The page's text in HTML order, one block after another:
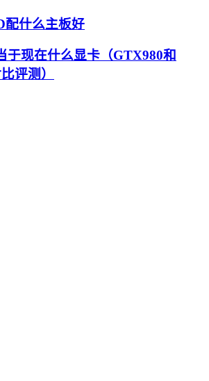
配什么主板好
于现在什么显卡（GTX980和
评测）